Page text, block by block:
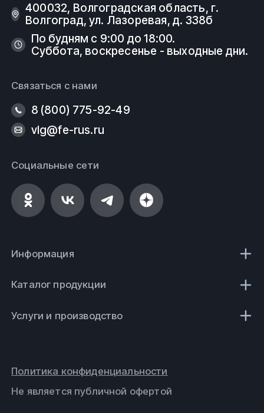
400032, Волгоградская область, г.
Волгоград, ул. Лазоревая, д. 338б
По будням с 9:00 до 18:00.
Суббота, воскресенье - выходные дни.
Связаться с нами
8 (800) 775-92-49
vlg@fe-rus.ru
Социальные сети
Информация
Каталог продукции
Услуги и производство
Не является публичной офертой
Политика конфиденциальности